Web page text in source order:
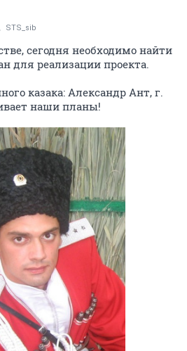
STS_sib
сегодня необходимо найти
для реализации проекта.
казака: Александр Ант, г.
наши планы!